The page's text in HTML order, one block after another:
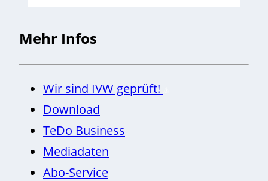
Mehr Infos
Wir sind IVW geprüft!
Download
TeDo Business
Mediadaten
Abo-Service